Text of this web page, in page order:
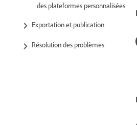
des plateformes personnalisées
Exportation et publication
Résolution des problèmes